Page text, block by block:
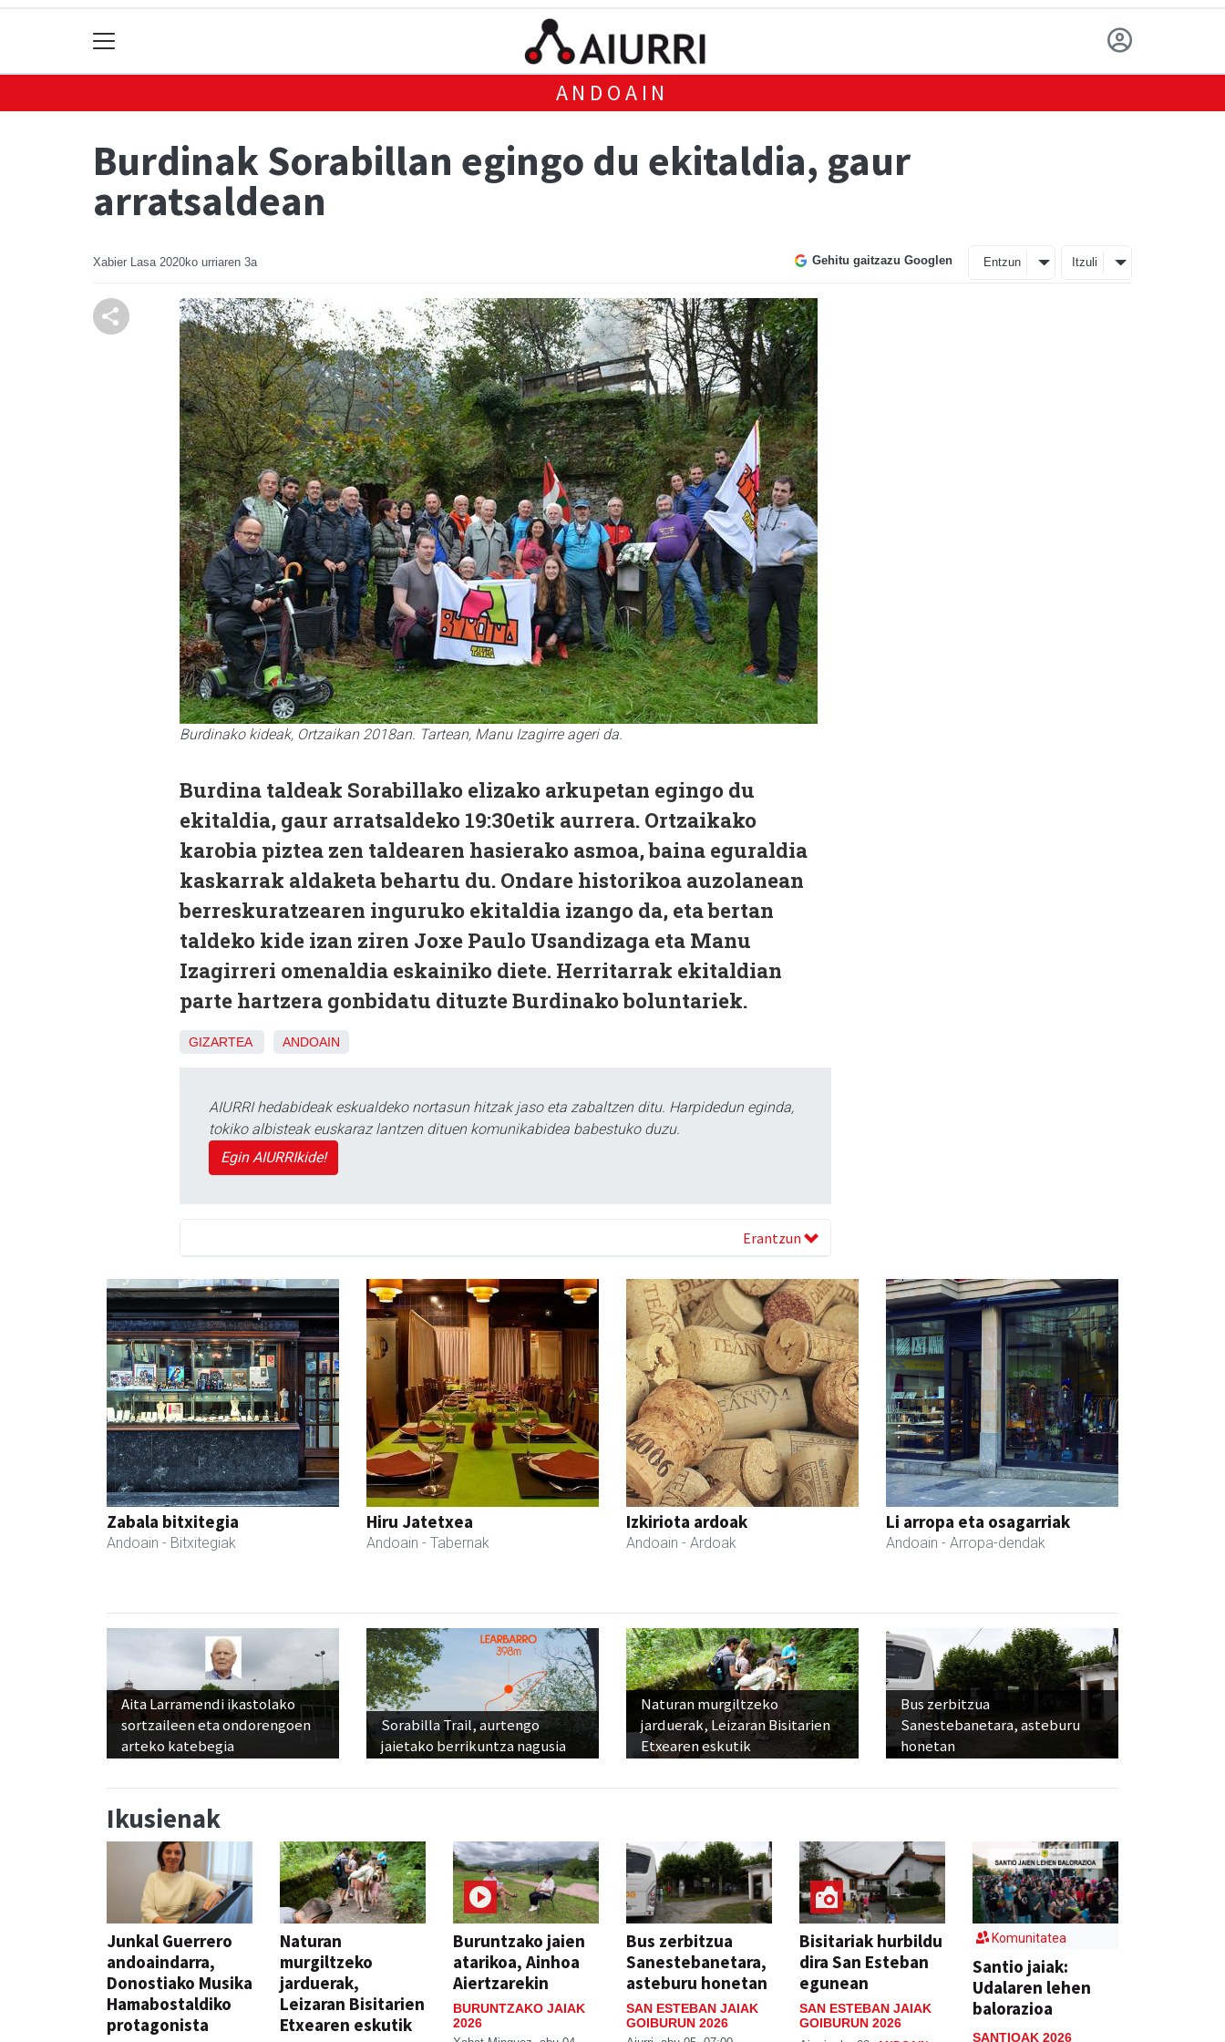
ANDOAIN
Burdinak Sorabillan egingo du ekitaldia, gaur
arratsaldean
Xabier Lasa 2020ko urriaren 3a Gehitu gaitzazu Googlen Entzun Itzuli
Burdinako kideak, Ortzaikan 2018an. Tartean, Manu Izagirre ageri da.
Burdina taldeak Sorabillako elizako arkupetan egingo du
ekitaldia, gaur arratsaldeko 19:30etik aurrera. Ortzaikako
karobia piztea zen taldearen hasierako asmoa, baina eguraldia
kaskarrak aldaketa behartu du. Ondare historikoa auzolanean
berreskuratzearen inguruko ekitaldia izango da, eta bertan
taldeko kide izan ziren Joxe Paulo Usandizaga eta Manu
Izagirreri omenaldia eskainiko diete. Herritarrak ekitaldian
parte hartzera gonbidatu dituzte Burdinako boluntariek.
GIZARTEA ANDOAIN
AIURRI hedabideak eskualdeko nortasun hitzak jaso eta zabaltzen ditu. Harpidedun eginda,
tokiko albisteak euskaraz lantzen dituen komunikabidea babestuko duzu.
Egin AIURRIkide!
Erantzun
Zabala bitxitegia
Andoain - Bitxitegiak
Hiru Jatetxea
Andoain - Tabernak
Izkiriota ardoak
Andoain - Ardoak
Li arropa eta osagarriak
Andoain - Arropa-dendak
Aita Larramendi ikastolako
sortzaileen eta ondorengoen
arteko katebegia
Sorabilla Trail, aurtengo
jaietako berrikuntza nagusia
Naturan murgiltzeko
jarduerak, Leizaran Bisitarien
Etxearen eskutik
Bus zerbitzua
Sanestebanetara, asteburu
honetan
Ikusienak
Junkal Guerrero
andoaindarra,
Donostiako Musika
Hamabostaldiko
protagonista
Naturan
murgiltzeko
jarduerak,
Leizaran Bisitarien
Etxearen eskutik
Buruntzako jaien
atarikoa, Ainhoa
Aiertzarekin
BURUNTZAKO JAIAK
2026
Bus zerbitzua
Sanestebanetara,
asteburu honetan
SAN ESTEBAN JAIAK
GOIBURUN 2026
Bisitariak hurbildu
dira San Esteban
egunean
SAN ESTEBAN JAIAK
GOIBURUN 2026
Komunitatea
Santio jaiak:
Udalaren lehen
balorazioa
SANTIOAK 2026